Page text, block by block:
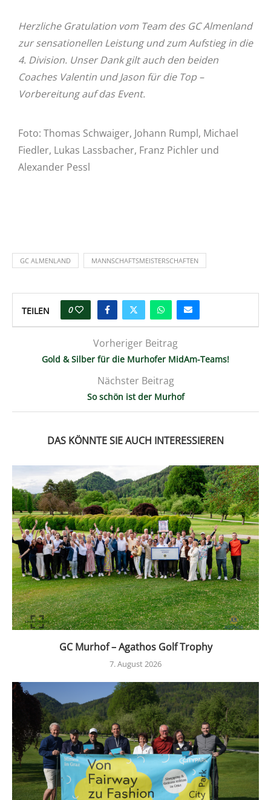
Herzliche Gratulation vom Team des GC Almenland
zur sensationellen Leistung und zum Aufstieg in die
4. Division. Unser Dank gilt auch den beiden
Coaches Valentin und Jason für die Top –
Vorbereitung auf das Event.
Foto: Thomas Schwaiger, Johann Rumpl, Michael
Fiedler, Lukas Lassbacher, Franz Pichler und
Alexander Pessl
GC ALMENLAND MANNSCHAFTSMEISTERSCHAFTEN
TEILEN 0
Vorheriger Beitrag
Gold & Silber für die Murhofer MidAm-Teams!
Nächster Beitrag
So schön ist der Murhof
DAS KÖNNTE SIE AUCH INTERESSIEREN
GC Murhof – Agathos Golf Trophy
7. August 2026